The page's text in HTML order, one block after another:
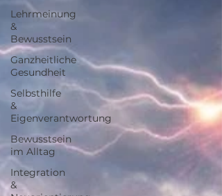
Lehrmeinung
&
Bewusstsein
Ganzheitliche
Gesundheit
Selbsthilfe
&
Eigenverantwortung
Bewusstsein
im Alltag
Integration
&